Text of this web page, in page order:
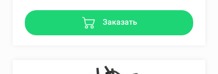
Заказать